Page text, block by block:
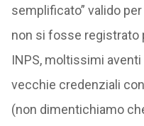
semplificato” valido
non si fosse
INPS, moltissimi
vecchie credenziali
(non dimentichiamo